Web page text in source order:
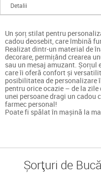
Detalii
Un șorț stilat pentru
cadou deosebit, care îmbină
Realizat dintr-un material de
decorare, permițând crearea
sau un mesaj amuzant. Șorțul
care îi oferă confort și
posibilitatea de
pentru orice ocazie – de la
unei persoane dragi un cadou
farmec personal!
Poate fi spălat în mașină la
Șorțuri de